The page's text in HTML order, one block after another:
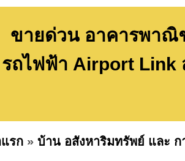
ขายด่วน อาคารพาณิ
รถไฟฟ้า Airport Link
รก » บ้าน อสังหาริมทรัพย์ และ ก